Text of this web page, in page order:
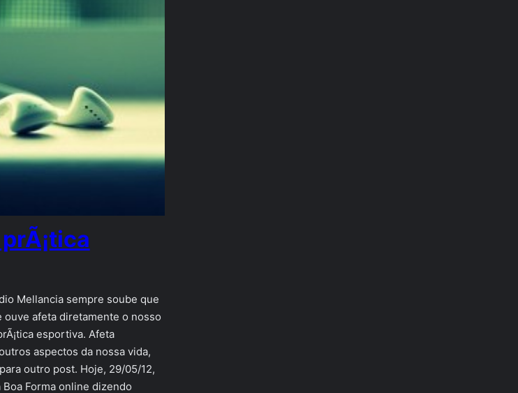
Mellancia sempre soube que
ouve afeta diretamente o nosso
esportiva. Afeta
aspectos da nossa vida,
outro post. Hoje, 29/05/12,
Forma online dizendo